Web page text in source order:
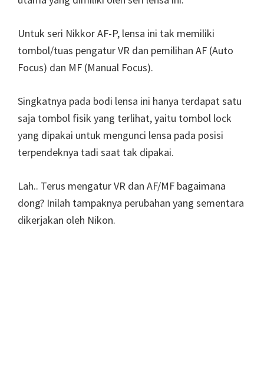
Untuk seri Nikkor AF-P, lensa ini tak memiliki
tombol/tuas pengatur VR dan pemilihan AF (Auto
Focus) dan MF (Manual Focus).
Singkatnya pada bodi lensa ini hanya terdapat satu
saja tombol fisik yang terlihat, yaitu tombol lock
yang dipakai untuk mengunci lensa pada posisi
terpendeknya tadi saat tak dipakai.
Lah.. Terus mengatur VR dan AF/MF bagaimana
dong? Inilah tampaknya perubahan yang sementara
dikerjakan oleh Nikon.